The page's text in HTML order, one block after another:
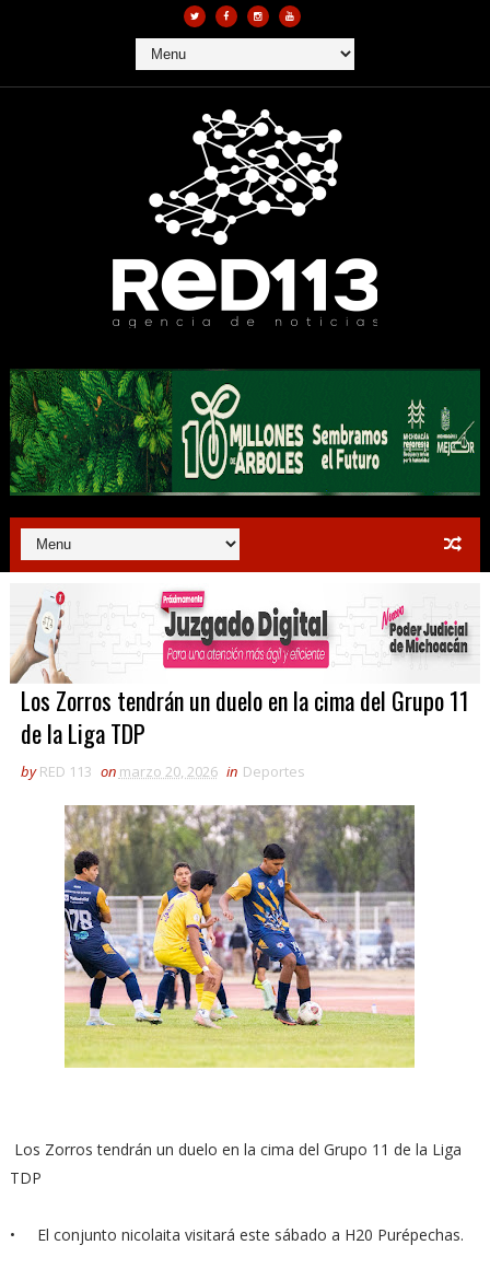
Los Zorros tendrán un duelo en la cima del Grupo 11
de la Liga TDP
by RED 113 on marzo 20, 2026 in Deportes
Los Zorros tendrán un duelo en la cima del Grupo 11 de la Liga
TDP
• El conjunto nicolaita visitará este sábado a H20 Purépechas.